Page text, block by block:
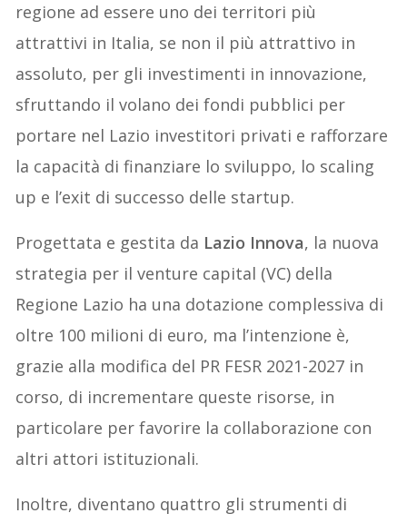
regione ad essere uno dei territori più
attrattivi in Italia, se non il più attrattivo in
assoluto, per gli investimenti in innovazione,
sfruttando il volano dei fondi pubblici per
portare nel Lazio investitori privati e rafforzare
la capacità di finanziare lo sviluppo, lo scaling
up e l’exit di successo delle startup.
Progettata e gestita da Lazio Innova, la nuova
strategia per il venture capital (VC) della
Regione Lazio ha una dotazione complessiva di
oltre 100 milioni di euro, ma l’intenzione è,
grazie alla modifica del PR FESR 2021-2027 in
corso, di incrementare queste risorse, in
particolare per favorire la collaborazione con
altri attori istituzionali.
Inoltre, diventano quattro gli strumenti di